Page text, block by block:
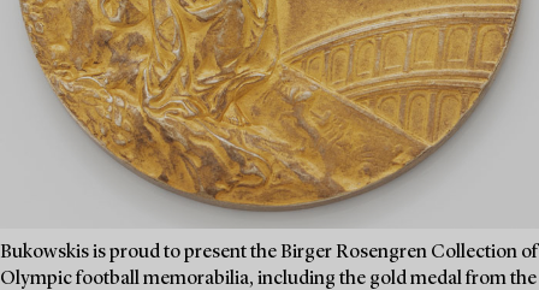
Bukowskis is proud to present the Birger Rosengren Collection of
Olympic football memorabilia, including the gold medal from the